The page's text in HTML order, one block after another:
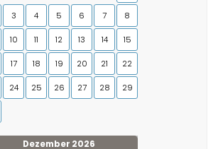
3 4 5 6 7 8
10 11 12 13 14 15
17 18 19 20 21 22
24 25 26 27 28 29
Dezember 2026